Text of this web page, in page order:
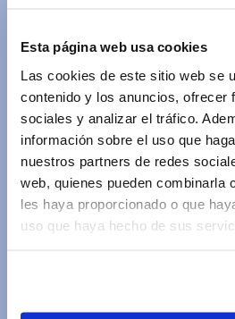
Esta página web usa cookies
Las cookies de este sitio web se
contenido y los anuncios, ofrecer
sociales y analizar el tráfico.
información sobre el uso que
nuestros partners de redes
web, quienes pueden combinarla
les haya proporcionado o que
uso que haya hecho de sus
minimizar su impacto y
Pilopeptan :
Mantén una dieta
Una alimentación rica y
para la salud del cabello.
proteínas, vitaminas,
tu dieta.
Los alimentos como los
nutrientes essenciales para